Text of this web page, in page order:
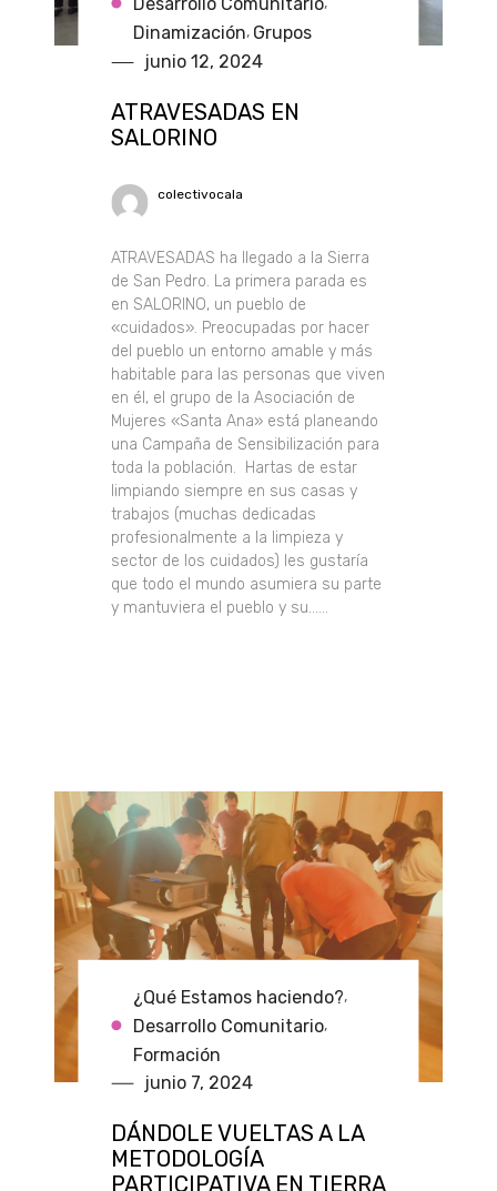
Dinamización, Grupos
junio 12, 2024
ATRAVESADAS EN
SALORINO
colectivocala
ATRAVESADAS ha llegado a la Sierra
de San Pedro. La primera parada es
en SALORINO, un pueblo de
«cuidados». Preocupadas por hacer
del pueblo un entorno amable y más
habitable para las personas que viven
en él, el grupo de la Asociación de
Mujeres «Santa Ana» está planeando
una Campaña de Sensibilización para
toda la población. Hartas de estar
limpiando siempre en sus casas y
trabajos (muchas dedicadas
profesionalmente a la limpieza y
sector de los cuidados) les gustaría
que todo el mundo asumiera su parte
y mantuviera el pueblo y su......
¿Qué Estamos haciendo?,
Desarrollo Comunitario,
Formación
junio 7, 2024
DÁNDOLE VUELTAS A LA
METODOLOGÍA
PARTICIPATIVA EN TIERRA